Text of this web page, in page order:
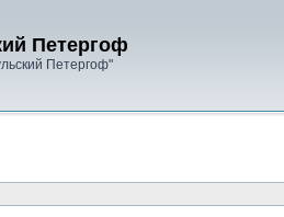
Петергоф
Петергоф"